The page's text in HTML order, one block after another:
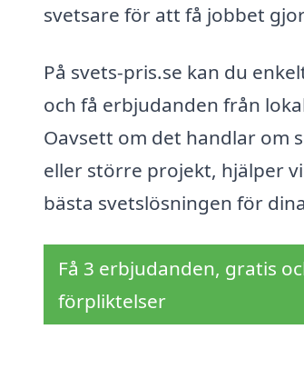
svetsare för att få jobbet
På svets-pris.se kan du
och få erbjudanden från
Oavsett om det handlar om
eller större projekt, hjälper
bästa svetslösningen för
Få 3 erbjudanden, gratis
förpliktelser